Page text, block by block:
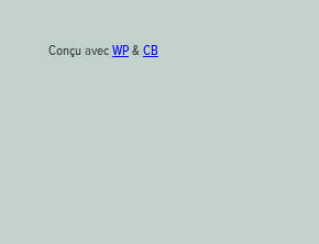
Conçu avec WP& CB